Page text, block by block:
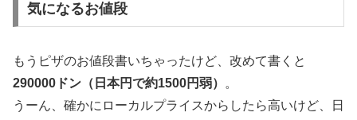
気になるお値段
もうピザのお値段書いちゃったけど、改めて書くと
290000ドン（日本円で約1500円弱）
。
うーん、確かにローカルプライスからしたら高いけど、日